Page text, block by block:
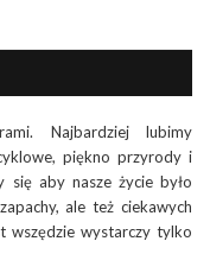
Najbardziej lubimy
piękno przyrody i
się aby nasze życie było
ale też ciekawych
wszędzie wystarczy tylko